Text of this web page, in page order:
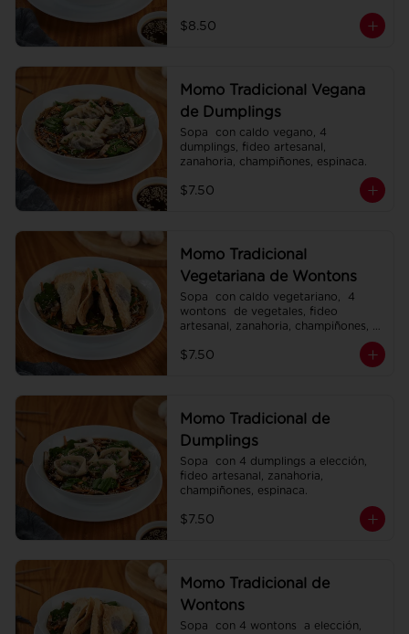
$8.50
Momo Tradicional Vegana
de Dumplings
Sopa  con caldo vegano, 4
dumplings, fideo artesanal,
zanahoria, champiñones, espinaca.
$7.50
Momo Tradicional
Vegetariana de Wontons
Sopa  con caldo vegetariano,  4
wontons  de vegetales, fideo
artesanal, zanahoria, champiñones,
$7.50
Momo Tradicional de
Dumplings
Sopa  con 4 dumplings a elección,
fideo artesanal, zanahoria,
champiñones, espinaca.
$7.50
Momo Tradicional de
Wontons
Sopa  con 4 wontons  a elección,